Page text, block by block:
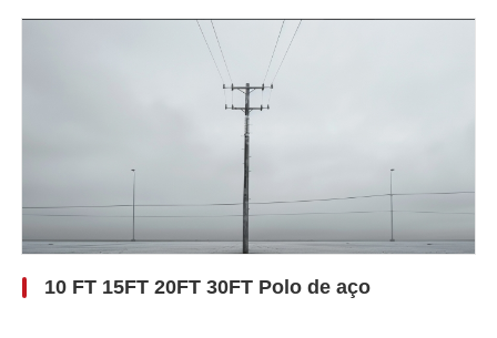
10 FT 15FT 20FT 30FT Polo de aço